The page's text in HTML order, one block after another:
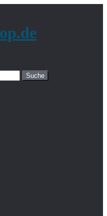
Suche